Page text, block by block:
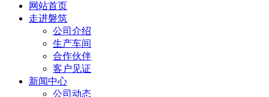
网站首页
走进磐筑
公司介绍
生产车间
合作伙伴
客户见证
新闻中心
公司动态